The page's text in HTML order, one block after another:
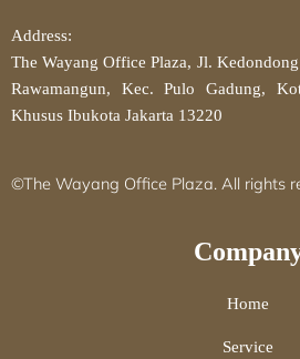
Address:
The Wayang Office Plaza, Jl.
Rawamangun, Kec. Pulo Gadung,
Khusus Ibukota Jakarta 13220
©The Wayang Office Plaza. All rights
Home
Service